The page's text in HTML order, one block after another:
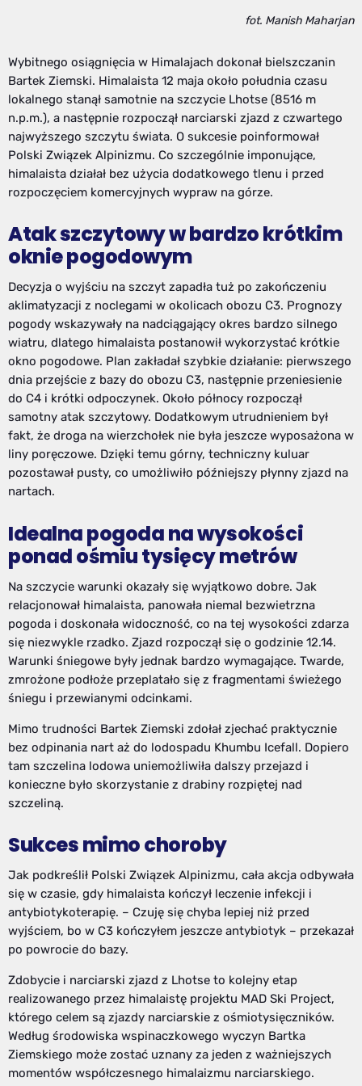
fot. Manish Maharjan
Wybitnego osiągnięcia w Himalajach dokonał bielszczanin
Bartek Ziemski. Himalaista 12 maja około południa czasu
lokalnego stanął samotnie na szczycie Lhotse (8516 m
n.p.m.), a następnie rozpoczął narciarski zjazd z czwartego
najwyższego szczytu świata. O sukcesie poinformował
Polski Związek Alpinizmu. Co szczególnie imponujące,
himalaista działał bez użycia dodatkowego tlenu i przed
rozpoczęciem komercyjnych wypraw na górze.
Atak szczytowy w bardzo krótkim
oknie pogodowym
Decyzja o wyjściu na szczyt zapadła tuż po zakończeniu
aklimatyzacji z noclegami w okolicach obozu C3. Prognozy
pogody wskazywały na nadciągający okres bardzo silnego
wiatru, dlatego himalaista postanowił wykorzystać krótkie
okno pogodowe. Plan zakładał szybkie działanie: pierwszego
dnia przejście z bazy do obozu C3, następnie przeniesienie
do C4 i krótki odpoczynek. Około północy rozpoczął
samotny atak szczytowy. Dodatkowym utrudnieniem był
fakt, że droga na wierzchołek nie była jeszcze wyposażona w
liny poręczowe. Dzięki temu górny, techniczny kuluar
pozostawał pusty, co umożliwiło późniejszy płynny zjazd na
nartach.
Idealna pogoda na wysokości
ponad ośmiu tysięcy metrów
Na szczycie warunki okazały się wyjątkowo dobre. Jak
relacjonował himalaista, panowała niemal bezwietrzna
pogoda i doskonała widoczność, co na tej wysokości zdarza
się niezwykle rzadko. Zjazd rozpoczął się o godzinie 12.14.
Warunki śniegowe były jednak bardzo wymagające. Twarde,
zmrożone podłoże przeplatało się z fragmentami świeżego
śniegu i przewianymi odcinkami.
Mimo trudności Bartek Ziemski zdołał zjechać praktycznie
bez odpinania nart aż do lodospadu Khumbu Icefall. Dopiero
tam szczelina lodowa uniemożliwiła dalszy przejazd i
konieczne było skorzystanie z drabiny rozpiętej nad
szczeliną.
Sukces mimo choroby
Jak podkreślił Polski Związek Alpinizmu, cała akcja odbywała
się w czasie, gdy himalaista kończył leczenie infekcji i
antybiotykoterapię. – Czuję się chyba lepiej niż przed
wyjściem, bo w C3 kończyłem jeszcze antybiotyk – przekazał
po powrocie do bazy.
Zdobycie i narciarski zjazd z Lhotse to kolejny etap
realizowanego przez himalaistę projektu MAD Ski Project,
którego celem są zjazdy narciarskie z ośmiotysięczników.
Według środowiska wspinaczkowego wyczyn Bartka
Ziemskiego może zostać uznany za jeden z ważniejszych
momentów współczesnego himalaizmu narciarskiego.